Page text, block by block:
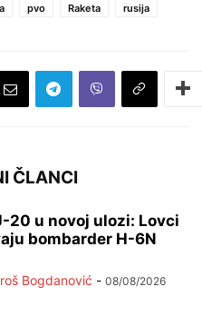
pvo Raketa rusija
ČLANCI
20 u novoj ulozi: Lovci
bombarder H-6N
Bogdanović - 08/08/2026